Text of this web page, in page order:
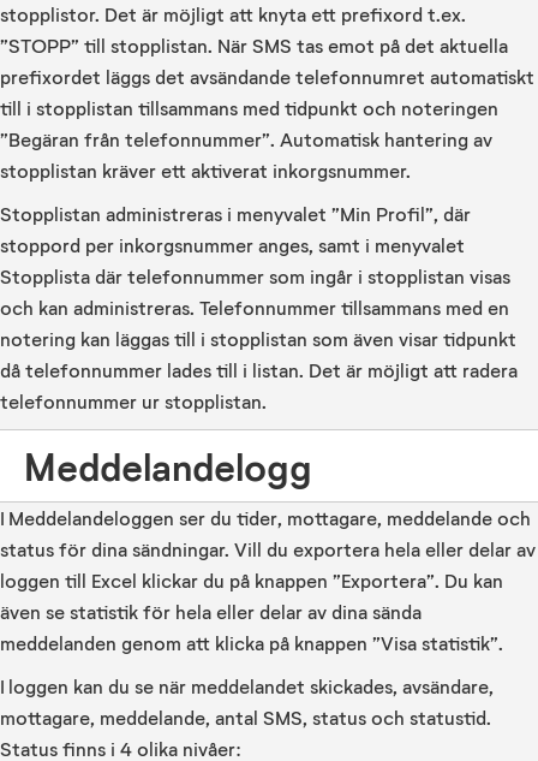
stopplistor. Det är möjligt att knyta ett prefixord t.ex.
”STOPP” till stopplistan. När SMS tas emot på det aktuella
prefixordet läggs det avsändande telefonnumret automatiskt
till i stopplistan tillsammans med tidpunkt och noteringen
”Begäran från telefonnummer”. Automatisk hantering av
stopplistan kräver ett aktiverat inkorgsnummer.
Stopplistan administreras i menyvalet ”Min Profil”, där
stoppord per inkorgsnummer anges, samt i menyvalet
Stopplista där telefonnummer som ingår i stopplistan visas
och kan administreras. Telefonnummer tillsammans med en
notering kan läggas till i stopplistan som även visar tidpunkt
då telefonnummer lades till i listan. Det är möjligt att radera
telefonnummer ur stopplistan.
Meddelandelogg
I Meddelandeloggen ser du tider, mottagare, meddelande och
status för dina sändningar. Vill du exportera hela eller delar av
loggen till Excel klickar du på knappen ”Exportera”. Du kan
även se statistik för hela eller delar av dina sända
meddelanden genom att klicka på knappen ”Visa statistik”.
I loggen kan du se när meddelandet skickades, avsändare,
mottagare, meddelande, antal SMS, status och statustid.
Status finns i 4 olika nivåer: